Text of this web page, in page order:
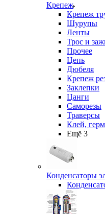
Крепеж
Крепеж
Шурупы
Ленты
Трос и
Прочее
Цепь
Дюбеля
Крепеж
Заклепки
Цанги
Саморезы
Траверсы
Клей,
Ещё 3
Конденсаторы